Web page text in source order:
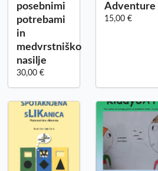
posebnimi
potrebami
in
medvrstniško
nasilje
30,00 €
Adventure
15,00 €